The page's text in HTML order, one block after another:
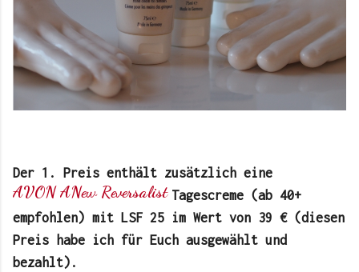
Der 1. Preis enthält zusätzlich eine
AVON ANew Reversalist Tagescreme (ab 40+
empfohlen) mit LSF 25 im Wert von 39 € (diesen
Preis habe ich für Euch ausgewählt und
bezahlt).